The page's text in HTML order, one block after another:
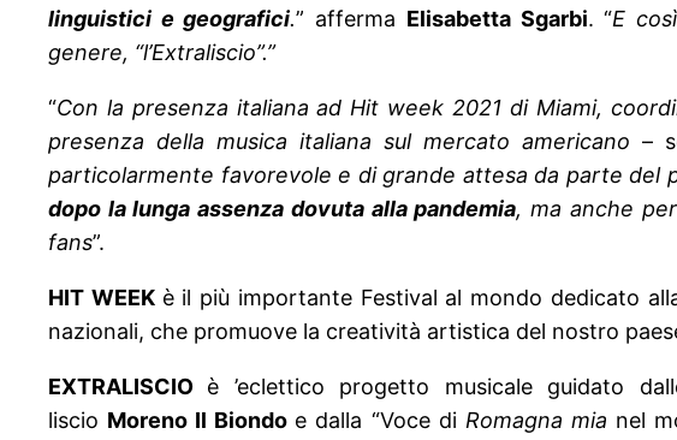
linguistici e geografici.” afferma Elisabetta Sgarbi. “E
genere, “l’Extraliscio”.”
“Con la presenza italiana ad Hit week 2021 di Miami,
presenza della musica italiana sul mercato americano –
particolarmente favorevole e di grande attesa da parte del
dopo la lunga assenza dovuta alla pandemia, ma anche
fans”.
HIT WEEK è il più importante Festival al mondo dedicato
nazionali, che promuove la creatività artistica del nostro
EXTRALISCIO è ’eclettico progetto musicale guidato
liscio Moreno Il Biondo e dalla “Voce di Romagna mia nel